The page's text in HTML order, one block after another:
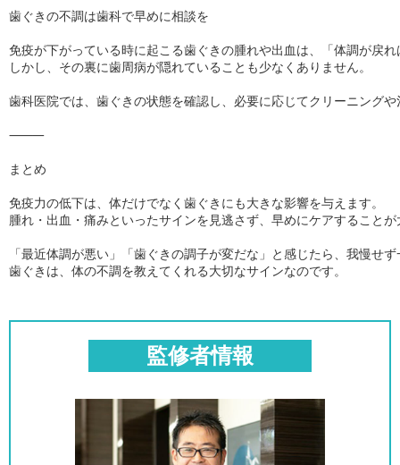
歯ぐきの不調は歯科で早めに相談を
免疫が下がっている時に起こる歯ぐきの腫れや出血は、「体調が戻
しかし、その裏に歯周病が隠れていることも少なくありません。
歯科医院では、歯ぐきの状態を確認し、必要に応じてクリーニング
⸻
まとめ
免疫力の低下は、体だけでなく歯ぐきにも大きな影響を与えます。
腫れ・出血・痛みといったサインを見逃さず、早めにケアすること
「最近体調が悪い」「歯ぐきの調子が変だな」と感じたら、我慢せ
歯ぐきは、体の不調を教えてくれる大切なサインなのです。
監修者情報